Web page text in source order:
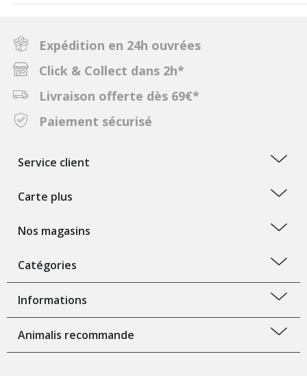
Expédition en 24h ouvrées
Click & Collect dans 2h*
Livraison offerte dès 69€*
Paiement sécurisé
Service client
Carte plus
Nos magasins
Catégories
Informations
Animalis recommande